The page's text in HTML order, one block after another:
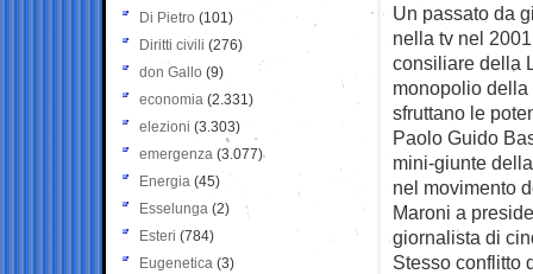
Un passato da
nella tv nel
consiliare della
monopolio
sfruttano le
Paolo Guido
mini-giunte
nel movimento
Maroni a
giornalista di
Stesso conflitto
Di Pietro (101)
Diritti civili (276)
don Gallo (9)
economia (2.331)
elezioni (3.303)
emergenza (3.077)
Energia (45)
Esselunga (2)
Esteri (784)
Eugenetica (3)